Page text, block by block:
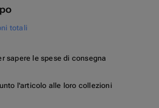
totali
sapere le spese di consegna
l'articolo alle loro collezioni